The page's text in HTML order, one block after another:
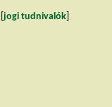
jogi tudnivalók